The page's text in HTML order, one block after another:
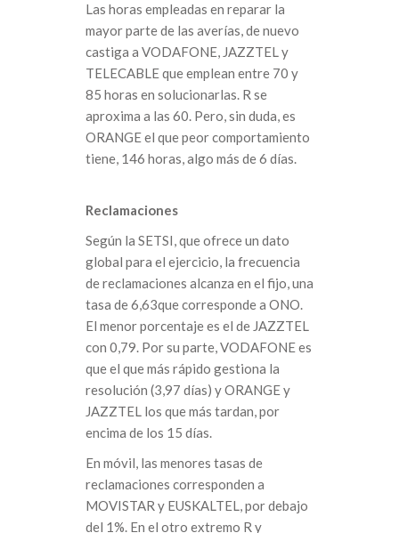
Las horas empleadas en reparar la
mayor parte de las averías, de nuevo
castiga a VODAFONE, JAZZTEL y
TELECABLE que emplean entre 70 y
85 horas en solucionarlas. R se
aproxima a las 60. Pero, sin duda, es
ORANGE el que peor comportamiento
tiene, 146 horas, algo más de 6 días.
Reclamaciones
Según la SETSI, que ofrece un dato
global para el ejercicio, la frecuencia
de reclamaciones alcanza en el fijo, una
tasa de 6,63que corresponde a ONO.
El menor porcentaje es el de JAZZTEL
con 0,79. Por su parte, VODAFONE es
que el que más rápido gestiona la
resolución (3,97 días) y ORANGE y
JAZZTEL los que más tardan, por
encima de los 15 días.
En móvil, las menores tasas de
reclamaciones corresponden a
MOVISTAR y EUSKALTEL, por debajo
del 1%. En el otro extremo R y